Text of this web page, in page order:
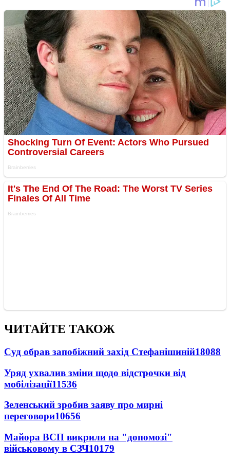
ЧИТАЙТЕ ТАКОЖ
Суд обрав запобіжний захід Стефанішиній18088
Уряд ухвалив зміни щодо відстрочки від
мобілізації11536
Зеленський зробив заяву про мирні
переговори10656
Майора ВСП викрили на "допомозі"
військовому в СЗЧ10179